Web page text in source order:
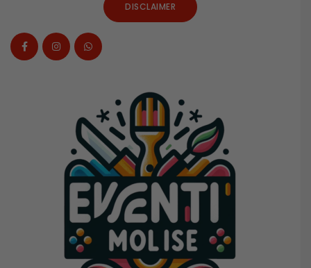
DISCLAIMER